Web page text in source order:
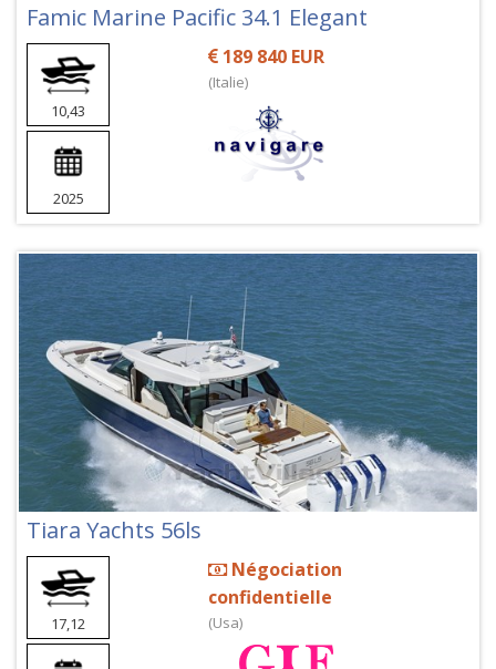
Famic Marine Pacific 34.1 Elegant
10,43
2025
189 840 EUR
(Italie)
Tiara Yachts 56ls
17,12
Négociation
confidentielle
(Usa)